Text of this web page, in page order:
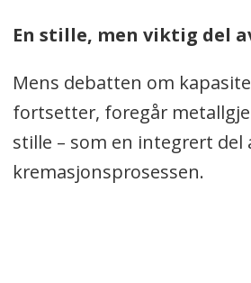
En stille, men viktig del
Mens debatten om
fortsetter, foregår
stille – som en integrert del
kremasjonsprosessen.